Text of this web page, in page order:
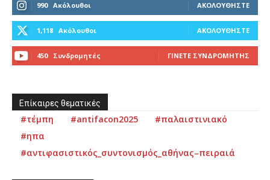
990 Ακόλουθοι ΑΚΟΛΟΥΘΉΣΤΕ
1,118 Ακόλουθοι ΑΚΟΛΟΥΘΉΣΤΕ
450 Συνδρομητές ΓΊΝΕΤΕ ΣΥΝΔΡΟΜΗΤΉΣ
Επίκαιρες θεματικές
#τέμπη #antifacon2025
#παλαιστινιακό
#ηπα
#αντιφασιστικός_συντονισμός_αθήνας–πειραιά